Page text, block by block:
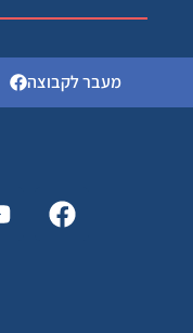
מעבר לקבוצה